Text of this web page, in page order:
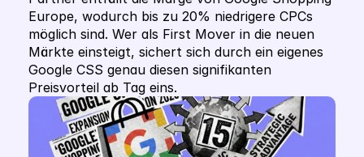
Europe, wodurch bis zu 20% niedrigere CPCs
möglich sind. Wer als First Mover in die neuen
Märkte einsteigt, sichert sich durch ein eigenes
Google CSS genau diesen signifikanten
Preisvorteil ab Tag eins.